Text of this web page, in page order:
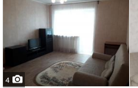
4